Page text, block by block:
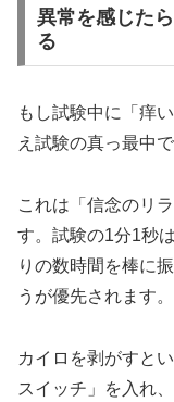
異常を感じた
る
もし試験中に「痒
え試験の真っ最中
これは「信念のリ
す。試験の1分1秒
りの数時間を棒に
うが優先されます。
カイロを剥がすと
スイッチ」を入れ